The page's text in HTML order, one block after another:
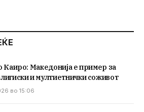
Каиро: Македонија е пример за
и мултиетнички соживот
во 15:06